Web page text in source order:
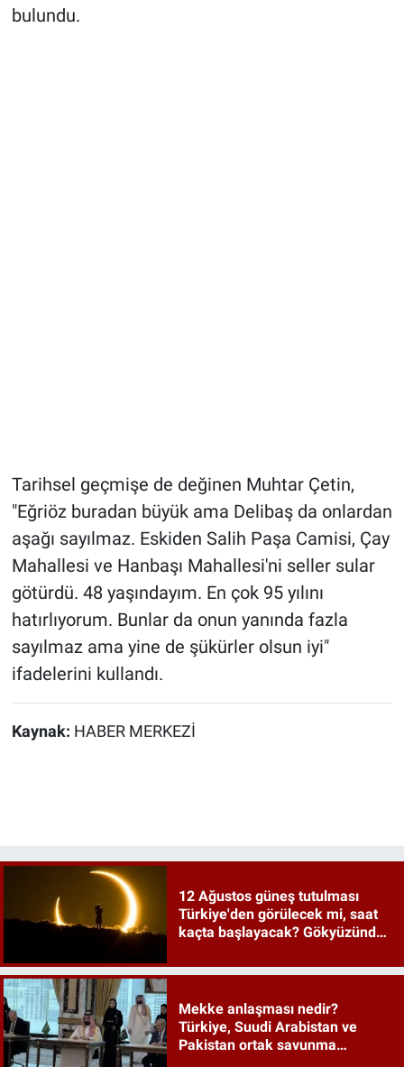
bulundu.
Tarihsel geçmişe de değinen Muhtar Çetin,
"Eğriöz buradan büyük ama Delibaş da onlardan
aşağı sayılmaz. Eskiden Salih Paşa Camisi, Çay
Mahallesi ve Hanbaşı Mahallesi'ni seller sular
götürdü. 48 yaşındayım. En çok 95 yılını
hatırlıyorum. Bunlar da onun yanında fazla
sayılmaz ama yine de şükürler olsun iyi"
ifadelerini kullandı.
Kaynak: HABER MERKEZİ
12 Ağustos güneş tutulması
Türkiye'den görülecek mi, saat
kaçta başlayacak? Gökyüzünde
Mekke anlaşması nedir?
Türkiye, Suudi Arabistan ve
Pakistan ortak savunma